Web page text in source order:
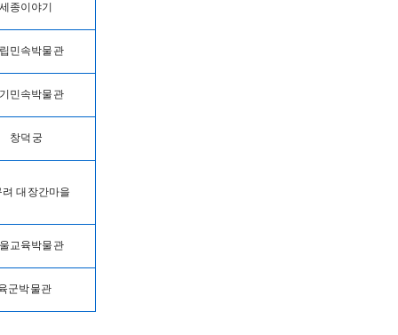
세종이야기
민속박물관
민속박물관
궁
려 대장간마을
교육박물관
군박물관